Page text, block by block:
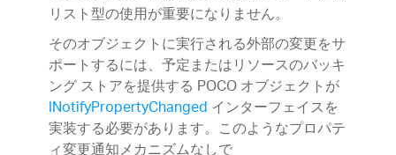
リスト型の使用が重要になりません。
そのオブジェクトに実行される外部の変更をサ
ポートするには、予定またはリソースのバッキ
ング ストアを提供する POCO オブジェクトが
INotifyPropertyChangedインターフェイスを
実装する必要があります。このようなプロパテ